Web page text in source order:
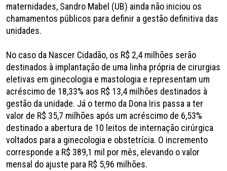
maternidades, Sandro Mabel (UB) ainda não iniciou os
chamamentos públicos para definir a gestão definitiva das
unidades.
No caso da Nascer Cidadão, os R$ 2,4 milhões serão
destinados à implantação de uma linha própria de cirurgias
eletivas em ginecologia e mastologia e representam um
acréscimo de 18,33% aos R$ 13,4 milhões destinados à
gestão da unidade. Já o termo da Dona Iris passa a ter
valor de R$ 35,7 milhões após um acréscimo de 6,53%
destinado a abertura de 10 leitos de internação cirúrgica
voltados para a ginecologia e obstetrícia. O incremento
corresponde a R$ 389,1 mil por mês, elevando o valor
mensal do ajuste para R$ 5,96 milhões.